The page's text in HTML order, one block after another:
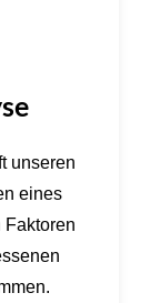
unseren
eines
Faktoren